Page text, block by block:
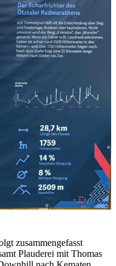
zusammengefasst
Plauderei mit Thomas